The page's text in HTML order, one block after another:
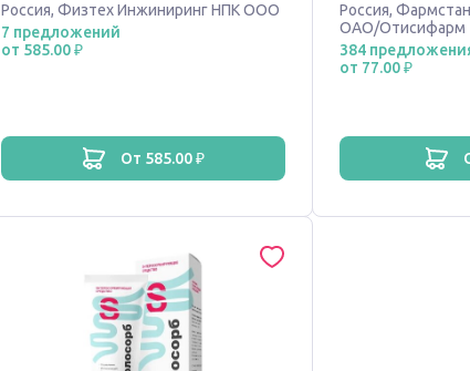
Россия, Физтех Инжиниринг НПК ООО
7 предложений
от 585.00 ₽
от 585.00 ₽
Россия,
ОАО/Отисифарм
384
от 77.00 ₽